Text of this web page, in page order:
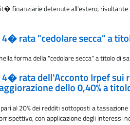
finanziarie detenute all'estero, risultante
rata "cedolare secca" a
forma della "cedolare secca" a titolo di
rata dell'Acconto Irpef sui
dello 0,40% a
al 20% dei redditi sottoposti a
con applicazione degli interessi